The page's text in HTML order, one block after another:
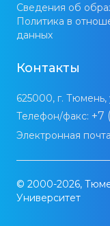
Сведения об
Политика в
данных
Контакты
625000, г.
Телефон/факс: +7
Электронная
© 2000-2026,
Университет